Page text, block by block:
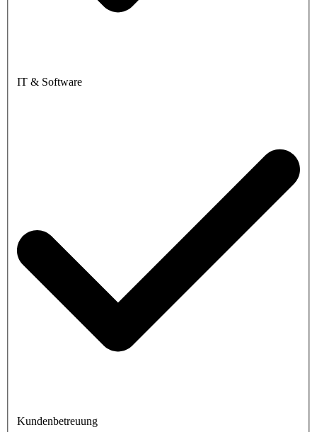
IT & Software
Kundenbetreuung